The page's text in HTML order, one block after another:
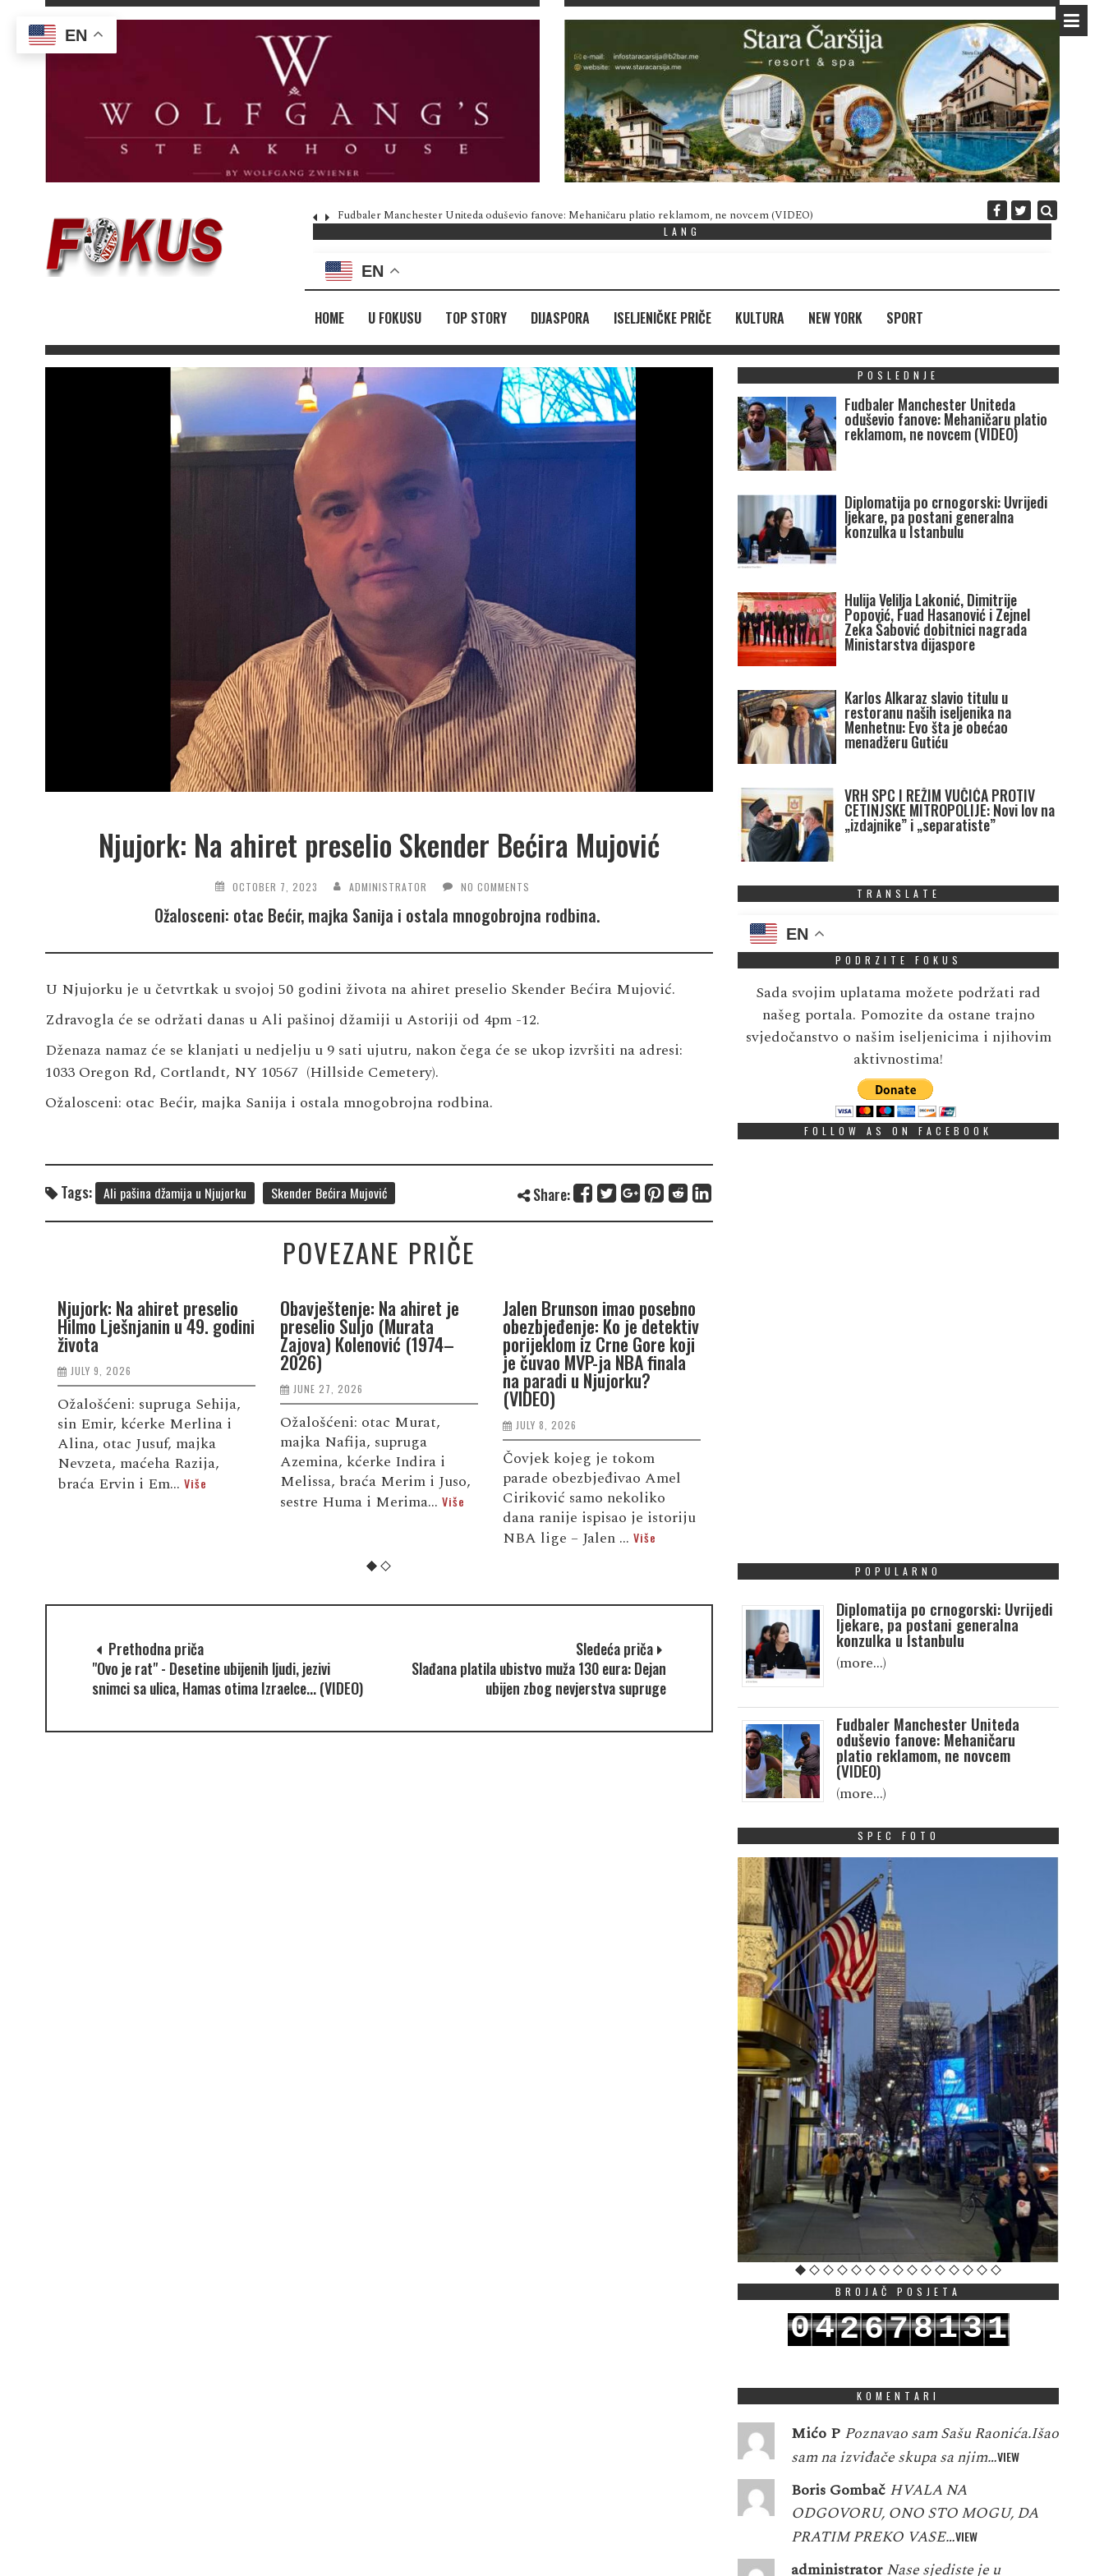
Fudbaler Manchester Uniteda oduševio fanove: Mehaničaru platio reklamom, ne novcem (VIDEO) Diplomatija po
LANG
EN
HOME U FOKUSU TOP STORY DIJASPORA ISELJENIČKE PRIČE KULTURA NEW YORK SPORT
Njujork: Na ahiret preselio Skender Bećira Mujović
OCTOBER 7, 2023 ADMINISTRATOR NO COMMENTS
Ožalosceni: otac Bećir, majka Sanija i ostala mnogobrojna rodbina.
U Njujorku je u četvrtkak u svojoj 50 godini života na ahiret preselio Skender Bećira Mujović.
Zdravogla će se održati danas u Ali pašinoj džamiji u Astoriji od 4pm -12.
Dženaza namaz će se klanjati u nedjelju u 9 sati ujutru, nakon čega će se ukop izvršiti na adresi:
1033 Oregon Rd, Cortlandt, NY 10567 (Hillside Cemetery).
Ožalosceni: otac Bećir, majka Sanija i ostala mnogobrojna rodbina.
Tags: Ali pašina džamija u Njujorku Skender Bećira Mujović Share:
POVEZANE PRIČE
Njujork: Na ahiret preselio
Hilmo Lješnjanin u 49. godini
života
JULY 9, 2026
Ožalošćeni: supruga Sehija,
sin Emir, kćerke Merlina i
Alina, otac Jusuf, majka
Nevzeta, maćeha Razija,
braća Ervin i Em... Više
Obavještenje: Na ahiret je
preselio Suljo (Murata
Zajova) Kolenović (1974–
2026)
JUNE 27, 2026
Ožalošćeni: otac Murat,
majka Nafija, supruga
Azemina, kćerke Indira i
Melissa, braća Merim i Juso,
sestre Huma i Merima... Više
Jalen Brunson imao posebno
obezbjeđenje: Ko je detektiv
porijeklom iz Crne Gore koji
je čuvao MVP-ja NBA finala
na paradi u Njujorku?
(VIDEO)
JULY 8, 2026
Čovjek kojeg je tokom
parade obezbjeđivao Amel
Ciriković samo nekoliko
dana ranije ispisao je istoriju
NBA lige – Jalen ... Više
Prethodna priča
"Ovo je rat" - Desetine ubijenih ljudi, jezivi
snimci sa ulica, Hamas otima Izraelce... (VIDEO)
Sledeća priča
Slađana platila ubistvo muža 130 eura: Dejan
ubijen zbog nevjerstva supruge
POSLEDNJE
Fudbaler Manchester Uniteda
oduševio fanove: Mehaničaru platio
reklamom, ne novcem (VIDEO)
Diplomatija po crnogorski: Uvrijedi
ljekare, pa postani generalna
konzulka u Istanbulu
Hulija Velilja Lakonić, Dimitrije
Popović, Fuad Hasanović i Zejnel
Zeka Šabović dobitnici nagrada
Ministarstva dijaspore
Karlos Alkaraz slavio titulu u
restoranu naših iseljenika na
Menhetnu: Evo šta je obećao
menadžeru Gutiću
VRH SPC I REŽIM VUČIĆA PROTIV
CETINJSKE MITROPOLIJE: Novi lov na
„izdajnike” i „separatiste”
TRANSLATE
EN
PODRZITE FOKUS
Sada svojim uplatama možete podržati rad
našeg portala. Pomozite da ostane trajno
svjedočanstvo o našim iseljenicima i njihovim
aktivnostima!
FOLLOW AS ON FACEBOOK
POPULARNO
Diplomatija po crnogorski: Uvrijedi
ljekare, pa postani generalna
konzulka u Istanbulu
(more…)
Fudbaler Manchester Uniteda
oduševio fanove: Mehaničaru
platio reklamom, ne novcem
(VIDEO)
(more…)
SPEC FOTO
BROJAČ POSJETA
042678131
KOMENTARI
Mićo P Poznavao sam Sašu Raonića.Išao
sam na izviđače skupa sa njim…VIEW
Boris Gombač HVALA NA
ODGOVORU, ONO STO MOGU, DA
PRATIM PREKO VASE…VIEW
administrator Nase sjediste je u
EN